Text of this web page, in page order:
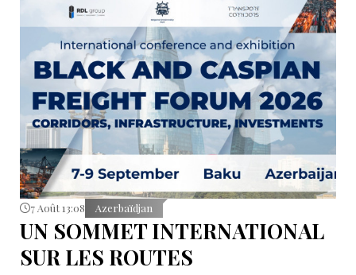
7 Août 13:08 Azerbaïdjan
UN SOMMET INTERNATIONAL
SUR LES ROUTES